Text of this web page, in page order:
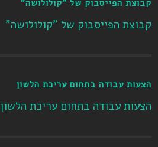
קבוצת הפייסבוק של "קולולושה"
קבוצת הפייסבוק של "קולולושה"
הצעות עבודה בתחום עריכת הלשון
הצעות עבודה בתחום עריכת הלשון